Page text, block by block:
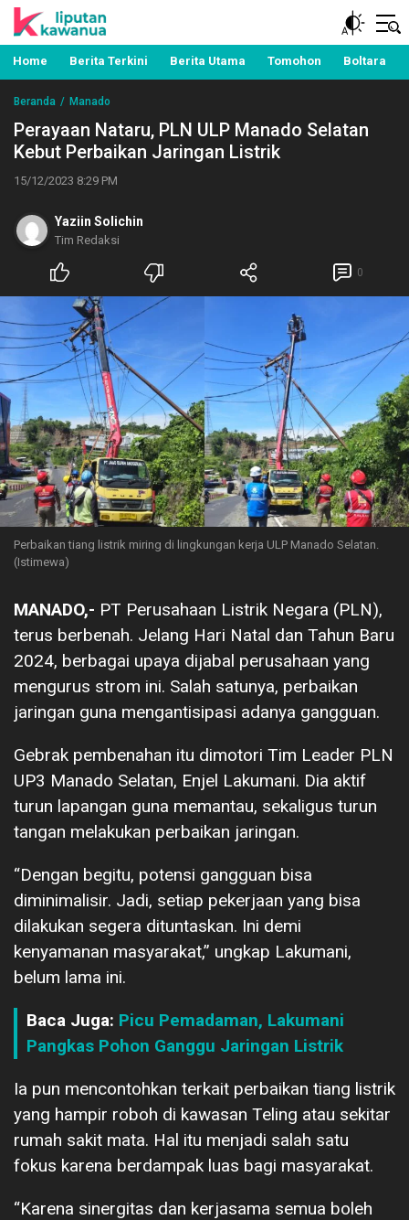
Liputan Kawanua
Berita Manado, Sulawesi Utara, Kawanua, Politik,
Pemerintahan, Hukum Kriminal dan Nasional
Home Berita Terkini Berita Utama Tomohon Boltara
Beranda Manado
Perayaan Nataru, PLN ULP Manado Selatan
Kebut Perbaikan Jaringan Listrik
15/12/2023 8:29 PM
Yaziin Solichin
Tim Redaksi
0
Perbaikan tiang listrik miring di lingkungan kerja ULP Manado Selatan.
(Istimewa)
MANADO,- PT Perusahaan Listrik Negara (PLN),
terus berbenah. Jelang Hari Natal dan Tahun Baru
2024, berbagai upaya dijabal perusahaan yang
mengurus strom ini. Salah satunya, perbaikan
jaringan guna mengantisipasi adanya gangguan.
Gebrak pembenahan itu dimotori Tim Leader PLN
UP3 Manado Selatan, Enjel Lakumani. Dia aktif
turun lapangan guna memantau, sekaligus turun
tangan melakukan perbaikan jaringan.
“Dengan begitu, potensi gangguan bisa
diminimalisir. Jadi, setiap pekerjaan yang bisa
dilakukan segera dituntaskan. Ini demi
kenyamanan masyarakat,” ungkap Lakumani,
belum lama ini.
Baca Juga: Picu Pemadaman, Lakumani
Pangkas Pohon Ganggu Jaringan Listrik
Ia pun mencontohkan terkait perbaikan tiang listrik
yang hampir roboh di kawasan Teling atau sekitar
rumah sakit mata. Hal itu menjadi salah satu
fokus karena berdampak luas bagi masyarakat.
“Karena sinergitas dan kerjasama semua boleh